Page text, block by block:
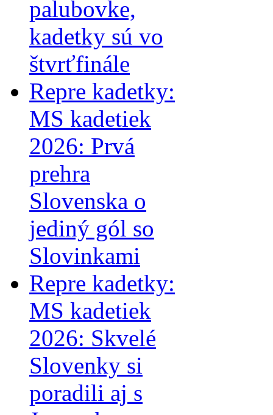
palubovke,
kadetky sú vo
štvrťfinále
Repre kadetky:
MS kadetiek
2026: Prvá
prehra
Slovenska o
jediný gól so
Slovinkami
Repre kadetky:
MS kadetiek
2026: Skvelé
Slovenky si
poradili aj s